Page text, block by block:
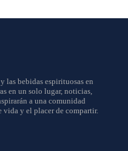
las bebidas espirituosas en
en un solo lugar, noticias,
a una comunidad
vida y el placer de compartir.